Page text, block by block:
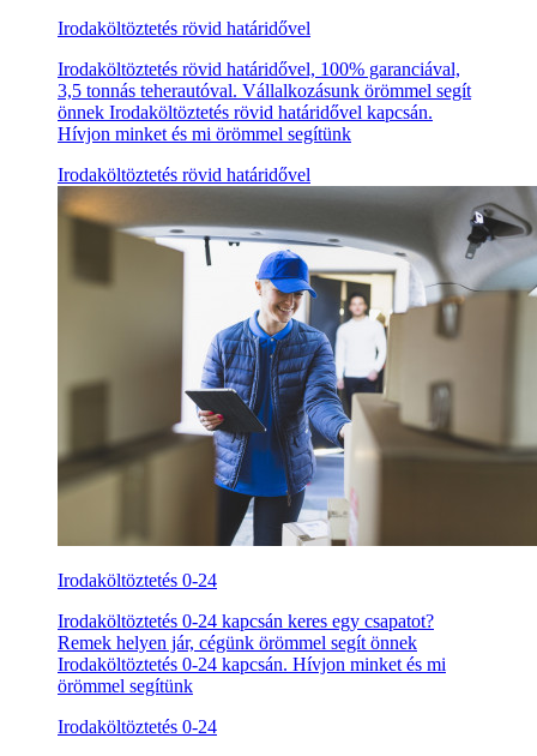
Irodaköltöztetés rövid határidővel
Irodaköltöztetés rövid határidővel, 100% garanciával,
3,5 tonnás teherautóval. Vállalkozásunk örömmel segít
önnek Irodaköltöztetés rövid határidővel kapcsán.
Hívjon minket és mi örömmel segítünk
Irodaköltöztetés rövid határidővel
Irodaköltöztetés 0-24
Irodaköltöztetés 0-24 kapcsán keres egy csapatot?
Remek helyen jár, cégünk örömmel segít önnek
Irodaköltöztetés 0-24 kapcsán. Hívjon minket és mi
örömmel segítünk
Irodaköltöztetés 0-24